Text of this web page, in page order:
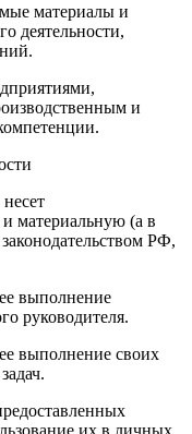
материалы и
деятельности,
и
материальную (а в
РФ,
выполнение
руководителя.
выполнение своих
их в личных